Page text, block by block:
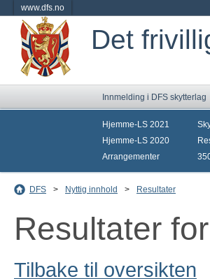
www.dfs.no
Det
Innmelding i DFS skytterlag
Hjemme-LS 2021
Hjemme-LS 2020
Arrangementer
DFS > Nyttig innhold > Resultater
Resultater
Tilbake til oversikten